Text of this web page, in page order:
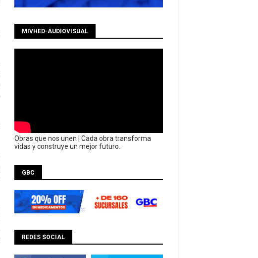
MIVHED-AUDIOVISUAL
Obras que nos unen | Cada obra transforma
vidas y construye un mejor futuro.
GBC
REDES SOCIAL